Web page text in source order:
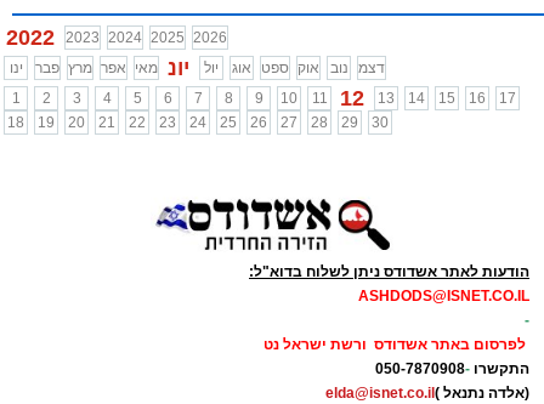
2022 2023 2024 2025 2026
ינו
פבר מרץ אפר מאי יונ יול אוג ספט אוק נוב
דצמ
1
2 3 4 5 6 7 8 9 10 11 12 13 14 15 16
17
18
19 20 21 22 23 24 25 26 27 28 29 30
הודעות לאתר אשדודס ניתן לשלוח בדוא"ל:
ASHDODS@ISNET.CO.IL
-
לפרסום באתר אשדודס ורשת ישראל נט
התקשרו -
050-7870908
(אלדה נתנאל ) elda@isnet.co.il